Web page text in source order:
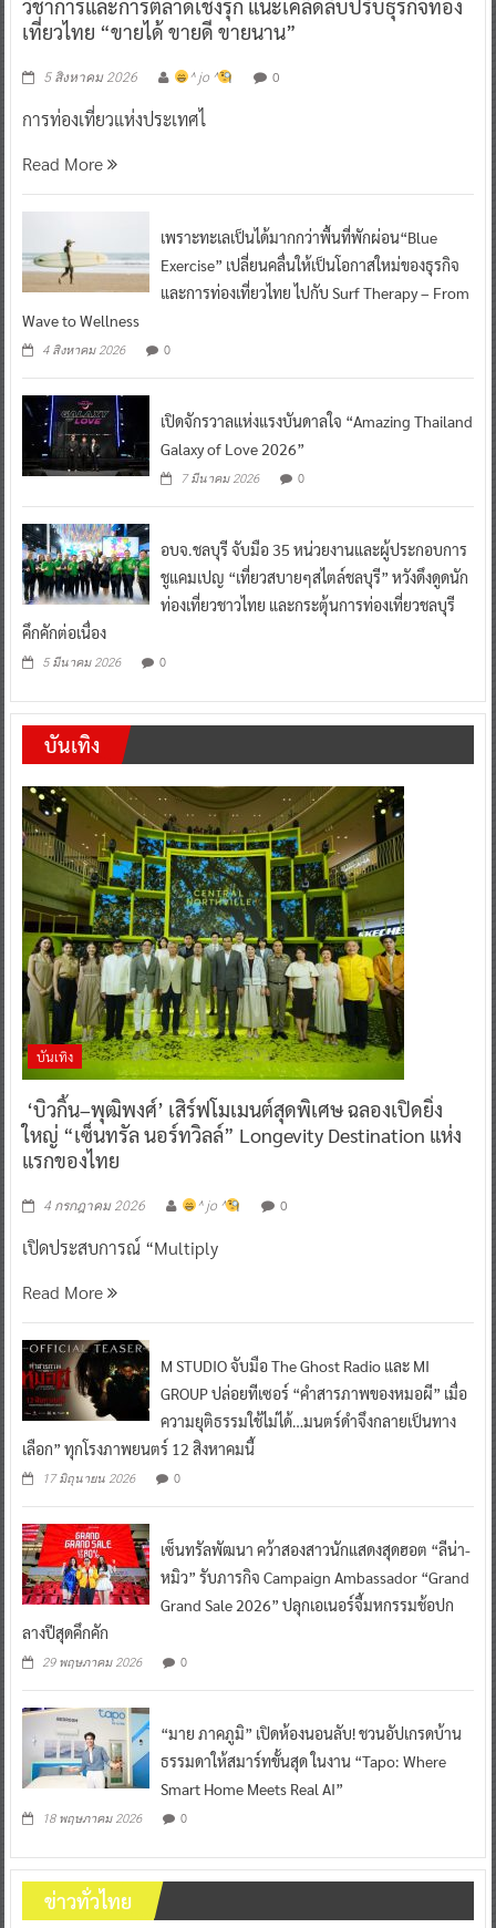
วิชาการและการตลาดเชิงรุก แนะเคล็ดลับปรับธุรกิจท่อง
เที่ยวไทย “ขายได้ ขายดี ขายนาน”
5 สิงหาคม 2026 ^ jo ^ 0
การท่องเที่ยวแห่งประเทศไ
Read More
เพราะทะเลเป็นได้มากกว่าพื้นที่พักผ่อน“Blue
Exercise” เปลี่ยนคลื่นให้เป็นโอกาสใหม่ของธุรกิจ
และการท่องเที่ยวไทย ไปกับ Surf Therapy – From
Wave to Wellness
4 สิงหาคม 2026 0
เปิดจักรวาลแห่งแรงบันดาลใจ “Amazing Thailand
Galaxy of Love 2026”
7 มีนาคม 2026 0
อบจ.ชลบุรี จับมือ 35 หน่วยงานและผู้ประกอบการ
ชูแคมเปญ “เที่ยวสบายๆสไตล์ชลบุรี” หวังดึงดูดนัก
ท่องเที่ยวชาวไทย และกระตุ้นการท่องเที่ยวชลบุรี
คึกคักต่อเนื่อง
5 มีนาคม 2026 0
บันเทิง
บันเทิง
‘บิวกิ้น–พุฒิพงศ์’ เสิร์ฟโมเมนต์สุดพิเศษ ฉลองเปิดยิ่ง
ใหญ่ “เซ็นทรัล นอร์ทวิลล์” Longevity Destination แห่ง
แรกของไทย
4 กรกฎาคม 2026 ^ jo ^ 0
เปิดประสบการณ์ “Multiply
Read More
M STUDIO จับมือ The Ghost Radio และ MI
GROUP ปล่อยทีเซอร์ “คำสารภาพของหมอผี” เมื่อ
ความยุติธรรมใช้ไม่ได้…มนตร์ดำจึงกลายเป็นทาง
เลือก” ทุกโรงภาพยนตร์ 12 สิงหาคมนี้
17 มิถุนายน 2026 0
เซ็นทรัลพัฒนา คว้าสองสาวนักแสดงสุดฮอต “ลีน่า-
หมิว” รับภารกิจ Campaign Ambassador “Grand
Grand Sale 2026” ปลุกเอเนอร์จี้มหกรรมช้อปก
ลางปีสุดคึกคัก
29 พฤษภาคม 2026 0
“มาย ภาคภูมิ” เปิดห้องนอนลับ! ชวนอัปเกรดบ้าน
ธรรมดาให้สมาร์ทขั้นสุด ในงาน “Tapo: Where
Smart Home Meets Real AI”
18 พฤษภาคม 2026 0
ข่าวทั่วไทย